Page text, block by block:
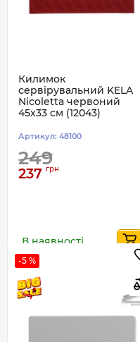
Килимок
сервірувальний KELA
Nicoletta червоний
45х33 см (12043)
Артикул: 48100
249
237 грн
В наявності
-5 %